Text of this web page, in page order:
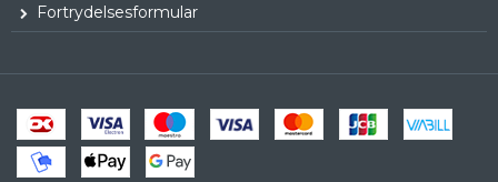
Fortrydelsesformular